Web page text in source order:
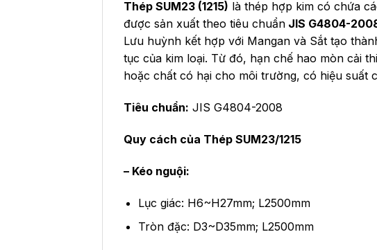
Thép SUM23 (1215) là thép hợp kim có chứa
được sản xuất theo tiêu chuẩn JIS G4804-
Lưu huỳnh kết hợp với Mangan và Sắt tạo
tục của kim loại. Từ đó, hạn chế hao mòn cải
hoặc chất có hại cho môi trường, có hiệu suất
Tiêu chuẩn: JIS G4804-2008
Quy cách của Thép SUM23/1215
– Kéo nguội:
Lục giác: H6~H27mm; L2500mm
Tròn đặc: D3~D35mm; L2500mm